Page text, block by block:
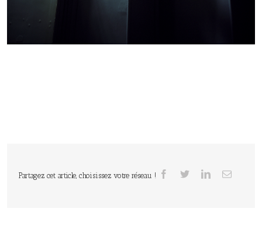
Partagez cet article, choisissez votre réseau !